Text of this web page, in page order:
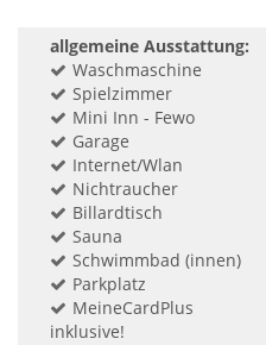
allgemeine Ausstattung:
Waschmaschine
Spielzimmer
Mini Inn - Fewo
Garage
Internet/Wlan
Nichtraucher
Billardtisch
Sauna
Schwimmbad (innen)
Parkplatz
MeineCardPlus
inklusive!